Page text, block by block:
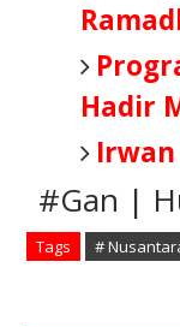
Hadir
Irwan
#Gan |
Tags #